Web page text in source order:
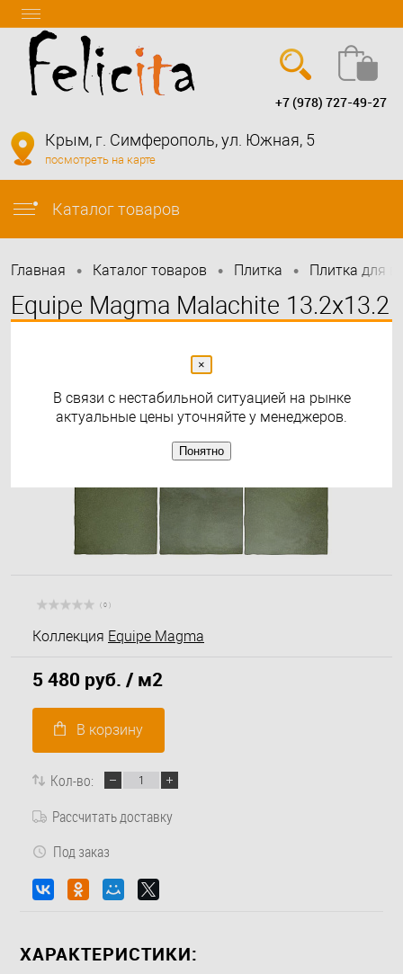
info@felicita-crimea.ru
+7 (978) 727-49-27
Крым, г. Симферополь, ул. Южная, 5
посмотреть на карте
Каталог товаров
Главная • Каталог товаров • Плитка • Плитка для
Equipe Magma Malachite 13.2x13.2
( 0 )
Коллекция Equipe Magma
5 480 руб. / м2
В корзину
Кол-во:
Рассчитать доставку
Под заказ
ХАРАКТЕРИСТИКИ:
×
В связи с нестабильной ситуацией на рынке
актуальные цены уточняйте у менеджеров.
Понятно